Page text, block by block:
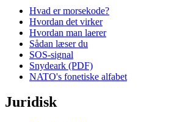
Hvad er morsekode?
Hvordan det virker
Hvordan man laerer
Sådan læser du
SOS-signal
Snydeark (PDF)
NATO's fonetiske alfabet
Juridisk